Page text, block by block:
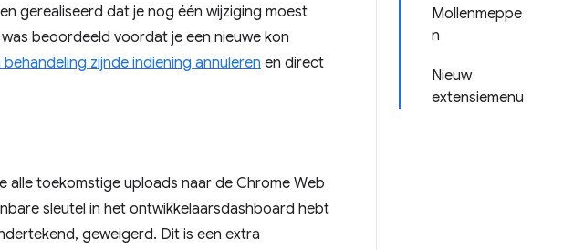
Mollenmeppe
n
Nieuw
extensiemenu
gerealiseerd dat je nog één wijziging moest
beoordeeld voordat je een nieuwe kon
behandeling zijnde indiening annuleren en direct
alle toekomstige uploads naar de Chrome Web
sleutel in het ontwikkelaarsdashboard hebt
geweigerd. Dit is een extra